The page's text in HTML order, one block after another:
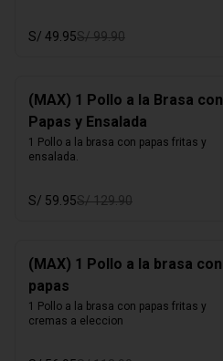
S/ 49.95S/ 99.90
(MAX) 1 Pollo a la Brasa con
Papas y Ensalada
1 Pollo a la brasa con papas fritas y
ensalada.
S/ 59.95S/ 129.90
(MAX) 1 Pollo a la brasa con
papas
1 Pollo a la brasa con papas fritas y
cremas a eleccion